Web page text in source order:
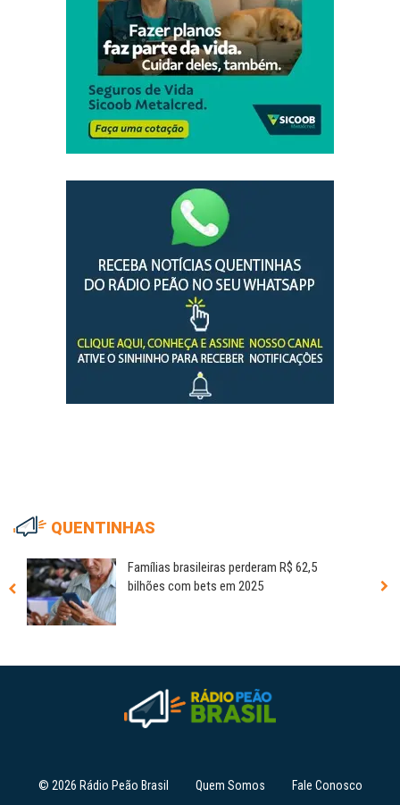
QUENTINHAS
Famílias brasileiras perderam R$ 62,5
bilhões com bets em 2025
© 2026 Rádio Peão Brasil Quem Somos Fale Conosco